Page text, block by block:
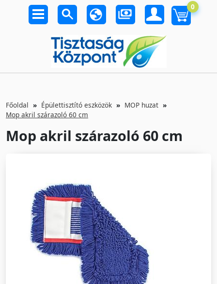
0
Főoldal Épülettisztító eszközök
MOP huzat
Mop akril szárazoló 60 cm
Mop akril szárazoló 60 cm